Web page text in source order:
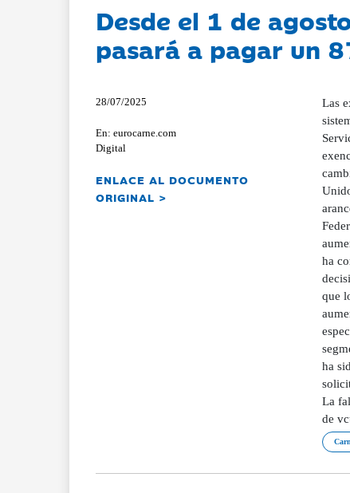
Desde el 1 de
pasará a pagar un
28/07/2025
En: eurocarne.com
Digital
ENLACE AL DOCUMENTO
ORIGINAL >
Las
ha
que
ha
La
de